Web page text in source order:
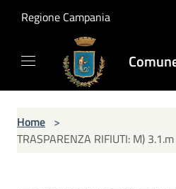
Regione Campania
Home >
TRASPARENZA RIFIUTI: M)